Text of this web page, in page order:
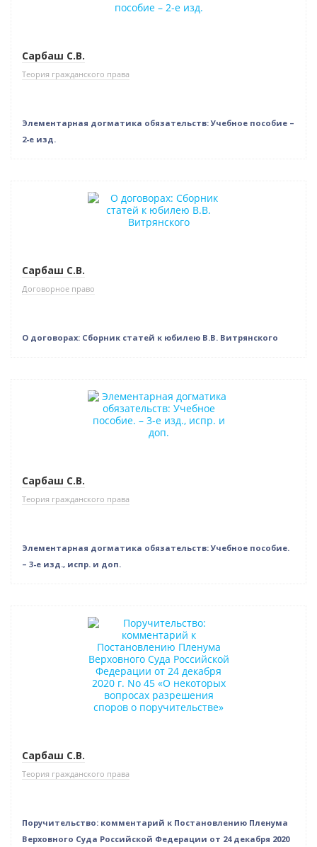
Сарбаш С.В.
Теория гражданского права
Элементарная догматика обязательств: Учебное пособие –
2-е изд.
Нет в наличии
Сарбаш С.В.
Договорное право
О договорах: Сборник статей к юбилею В.В. Витрянского
Нет в наличии
Сарбаш С.В.
Теория гражданского права
Элементарная догматика обязательств: Учебное пособие.
– 3-е изд., испр. и доп.
Сарбаш С.В.
Теория гражданского права
Поручительство: комментарий к Постановлению Пленума
Верховного Суда Российской Федерации от 24 декабря 2020